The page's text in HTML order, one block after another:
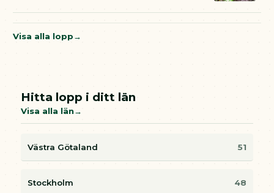
Visa alla lopp
Hitta lopp i ditt län
Visa alla län
Västra Götaland 51
Stockholm 48